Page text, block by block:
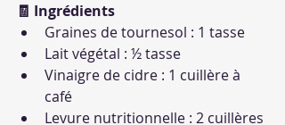
🧾 Ingrédients
Graines de tournesol : 1 tasse
Lait végétal : ½ tasse
Vinaigre de cidre : 1 cuillère à
café
Levure nutritionnelle : 2 cuillères